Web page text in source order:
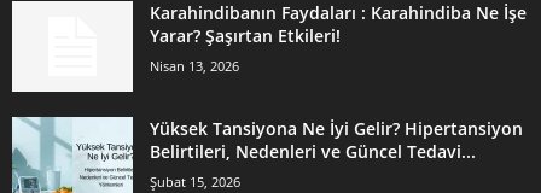
Karahindibanın Faydaları : Karahindiba Ne İşe
Yarar? Şaşırtan Etkileri!
Nisan 13, 2026
Yüksek Tansiyona Ne İyi Gelir? Hipertansiyon
Belirtileri, Nedenleri ve Güncel Tedavi...
Şubat 15, 2026